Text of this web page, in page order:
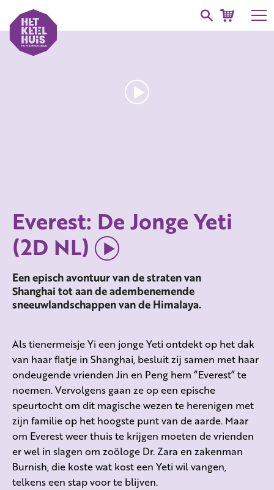
Everest: De Jonge Yeti
(2D NL)
Een episch avontuur van de straten van
Shanghai tot aan de adembenemende
sneeuwlandschappen van de Himalaya.
Als tienermeisje Yi een jonge Yeti ontdekt op het dak
van haar flatje in Shanghai, besluit zij samen met haar
ondeugende vrienden Jin en Peng hem “Everest” te
noemen. Vervolgens gaan ze op een epische
speurtocht om dit magische wezen te herenigen met
zijn familie op het hoogste punt van de aarde. Maar
om Everest weer thuis te krijgen moeten de vrienden
er wel in slagen om zoöloge Dr. Zara en zakenman
Burnish, die koste wat kost een Yeti wil vangen,
telkens een stap voor te blijven.